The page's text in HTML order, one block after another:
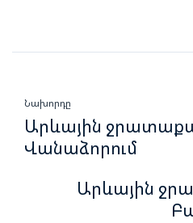
Նախորդը
Արևային
Վանաձորում
Արևային